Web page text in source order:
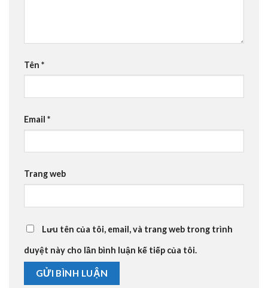
Tên *
Email *
Trang web
Lưu tên của tôi, email, và trang web trong trình
duyệt này cho lần bình luận kế tiếp của tôi.